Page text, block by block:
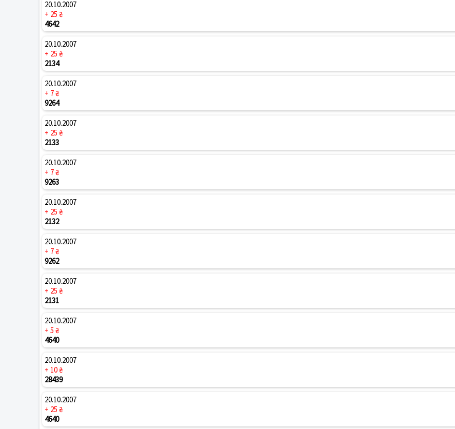
20.10.2007
+ 25 ₴
4642
20.10.2007
+ 25 ₴
2134
20.10.2007
+ 7 ₴
9264
20.10.2007
+ 25 ₴
2133
20.10.2007
+ 7 ₴
9263
20.10.2007
+ 25 ₴
2132
20.10.2007
+ 7 ₴
9262
20.10.2007
+ 25 ₴
2131
20.10.2007
+ 5 ₴
4640
20.10.2007
+ 10 ₴
28439
20.10.2007
+ 25 ₴
4640